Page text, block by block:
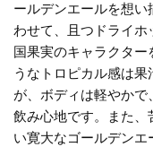
ールデンエールを想
わせて、且つドライ
国果実のキャラクタ
うなトロピカル感は
が、ボディは軽やか
飲み心地です。また、
い寛大なゴールデンエ